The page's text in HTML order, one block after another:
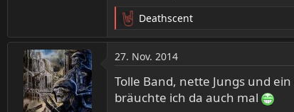
R
e
a
k
t
o
Deathscent
27. Nov. 2014
Tolle Band, nette Jungs und
bräuchte ich da auch mal